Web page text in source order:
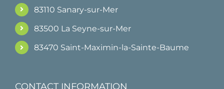
83110 Sanary-sur-Mer
83500 La Seyne-sur-Mer
83470 Saint-Maximin-la-Sainte-Baume
CONTACT INFORMATION